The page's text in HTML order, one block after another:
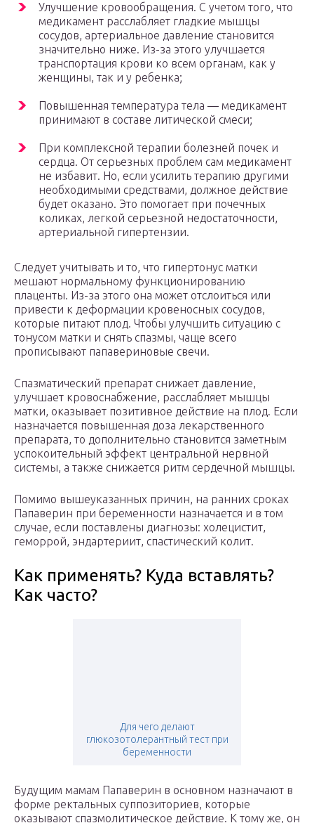
Улучшение кровообращения. С учетом того, что
медикамент расслабляет гладкие мышцы
сосудов, артериальное давление становится
значительно ниже. Из-за этого улучшается
транспортация крови ко всем органам, как у
женщины, так и у ребенка;
Повышенная температура тела — медикамент
принимают в составе литической смеси;
При комплексной терапии болезней почек и
сердца. От серьезных проблем сам медикамент
не избавит. Но, если усилить терапию другими
необходимыми средствами, должное действие
будет оказано. Это помогает при почечных
коликах, легкой серьезной недостаточности,
артериальной гипертензии.
Следует учитывать и то, что гипертонус матки
мешают нормальному функционированию
плаценты. Из-за этого она может отслоиться или
привести к деформации кровеносных сосудов,
которые питают плод. Чтобы улучшить ситуацию с
тонусом матки и снять спазмы, чаще всего
прописывают папавериновые свечи.
Спазматический препарат снижает давление,
улучшает кровоснабжение, расслабляет мышцы
матки, оказывает позитивное действие на плод. Если
назначается повышенная доза лекарственного
препарата, то дополнительно становится заметным
успокоительный эффект центральной нервной
системы, а также снижается ритм сердечной мышцы.
Помимо вышеуказанных причин, на ранних сроках
Папаверин при беременности назначается и в том
случае, если поставлены диагнозы: холецистит,
геморрой, эндартериит, спастический колит.
Как применять? Куда вставлять?
Как часто?
Для чего делают
глюкозотолерантный тест при
беременности
Будущим мамам Папаверин в основном назначают в
форме ректальных суппозиториев, которые
оказывают спазмолитическое действие. К тому же, он